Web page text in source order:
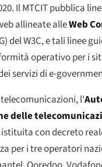
Il MTCIT pubblica
allineate alleWeb
del W3C, e tali linee
operativo per i
servizi di e-
l'
delle
con decreto
per i tre operatori